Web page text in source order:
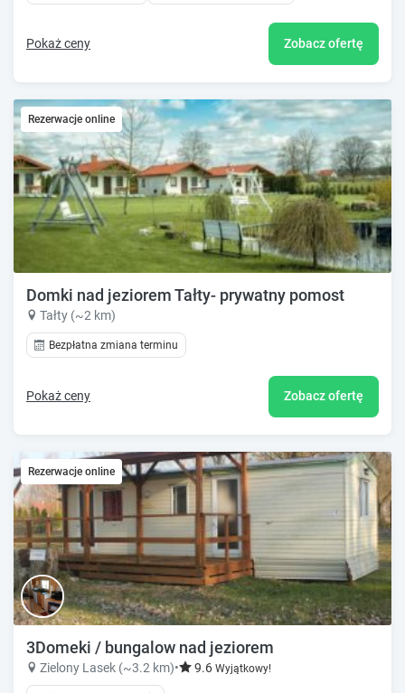
Pokaż ceny Zobacz ofertę
Rezerwacje online
Domki nad jeziorem Tałty- prywatny pomost
Tałty (~2 km)
Bezpłatna zmiana terminu
Pokaż ceny Zobacz ofertę
Rezerwacje online
3Domeki / bungalow nad jeziorem
Zielony Lasek (~3.2 km)• 9.6 Wyjątkowy!